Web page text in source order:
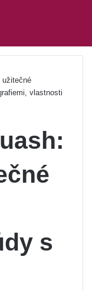
užitečné
vlastnosti
s